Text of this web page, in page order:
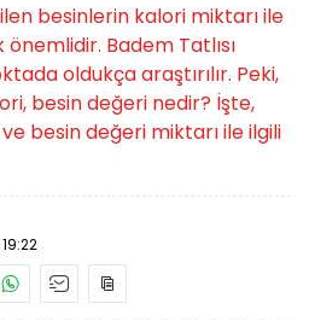
besinlerin kalori miktarı ile
Badem Tatlısı
oldukça araştırılır. Peki,
besin değeri nedir? İşte,
besin değeri miktarı ile ilgili